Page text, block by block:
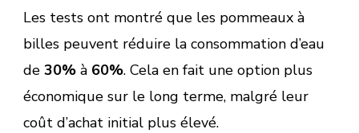
Les tests ont montré que les pommeaux à
billes peuvent réduire la consommation d’eau
de 30% à 60%. Cela en fait une option plus
économique sur le long terme, malgré leur
coût d’achat initial plus élevé.